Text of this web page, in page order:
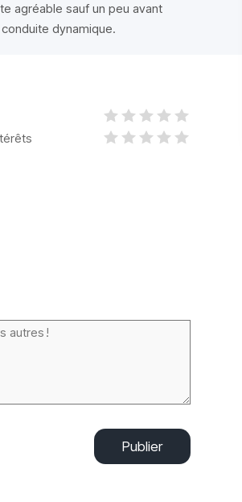
agréable sauf un peu avant
dynamique.
Publier